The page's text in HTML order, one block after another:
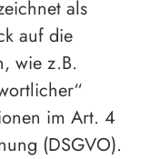
als
auf die
wie z.B.
im Art. 4
(DSGVO).